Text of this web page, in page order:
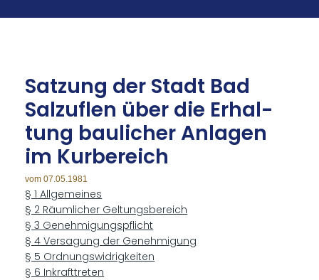
Sat­zung der Stadt Bad
Salz­uflen über die Er­hal­
tung bau­li­cher An­la­gen
im Kur­be­reich
vom 07.05.1981
§ 1 Allgemeines
§ 2 Räumlicher Geltungsbereich
§ 3 Genehmigungspflicht
§ 4 Versagung der Genehmigung
§ 5 Ordnungswidrigkeiten
§ 6 Inkrafttreten